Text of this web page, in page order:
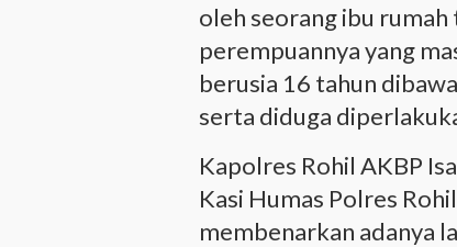
oleh seorang ibu
perempuannya yang
berusia 16 tahun
serta diduga
Kapolres Rohil AKBP
Kasi Humas Polres
membenarkan adanya